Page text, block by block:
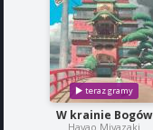
W krainie Bogów
Hayao Miyazaki